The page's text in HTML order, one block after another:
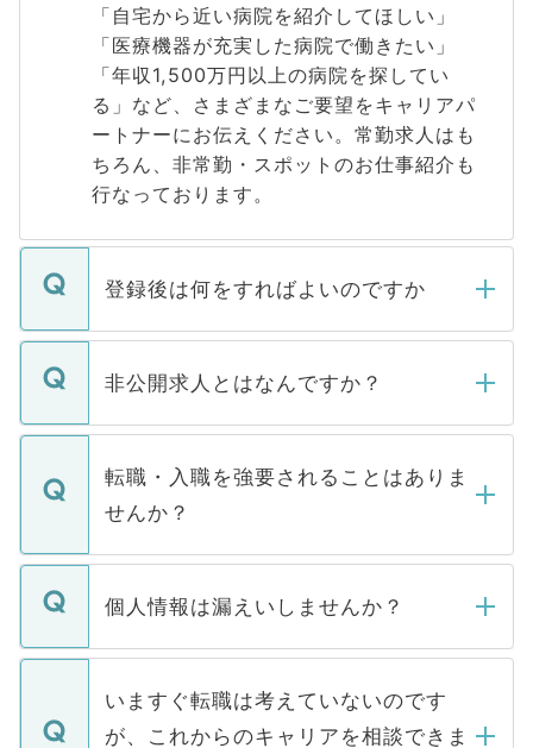
「自宅から近い病院を紹介してほしい」
「医療機器が充実した病院で働きたい」
「年収1,500万円以上の病院を探してい
る」など、さまざまなご要望をキャリアパ
ートナーにお伝えください。常勤求人はも
ちろん、非常勤・スポットのお仕事紹介も
行なっております。
登録後は何をすればよいのですか
ご登録いただきましたら、弊社担当者がご
登録内容を確認し、その後メールもしくは
ます。通常、5営業日以内にはご連絡をせて
いただきますので、しばらくお待ちくださ
非公開求人とはなんですか？
マイナビDOCTORで取り扱っている求人の
うち約3割は、Webサイトからご覧いただ
けない「非公開求人」です。非公開求人は
下記の理由によって、一般には公開してい
ません。
■応募殺到を避けるため 人気のある医療機
関を公にしてしまうと、応募が殺到する場
に、医療機関が求める条件に合った人材の
みを人材紹介会社に依頼するケースが増え
転職・入職を強要されることはありま
せんか？
転職・入職を強要することは一切ありませ
ん。また、仮に応募先から内定をいただい
定を承諾する必要はありません。内定先へ
の辞退の連絡はキャリアパートナーが行い
個人情報は漏えいしませんか？
個人情報が漏えいすることはありませんの
で、ご安心ください。当サイトからの登録
などで収集したご登録者様の個人情報は、
いますぐ転職は考えていないのです
が、これからのキャリアを相談できま